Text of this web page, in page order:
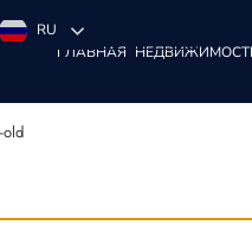
RU
ГЛАВНАЯ
old